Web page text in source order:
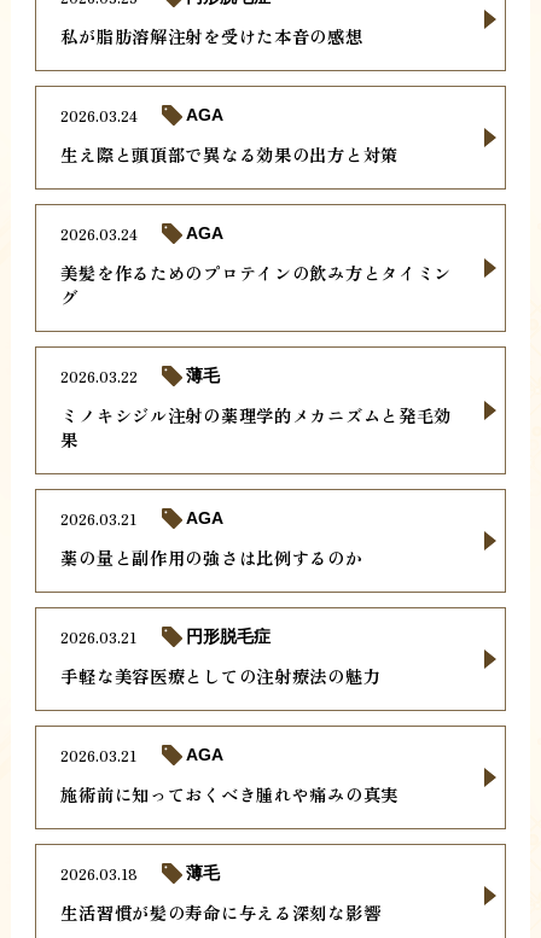
私が脂肪溶解注射を受けた本音の感想
生え際と頭頂部で異なる効果の出方と対策
2026.03.24 AGA
美髪を作るためのプロテインの飲み方とタイミン
グ
2026.03.24 AGA
ミノキシジル注射の薬理学的メカニズムと発毛効
果
2026.03.22 薄毛
薬の量と副作用の強さは比例するのか
2026.03.21 AGA
手軽な美容医療としての注射療法の魅力
2026.03.21 円形脱毛症
施術前に知っておくべき腫れや痛みの真実
2026.03.21 AGA
生活習慣が髪の寿命に与える深刻な影響
2026.03.18 薄毛